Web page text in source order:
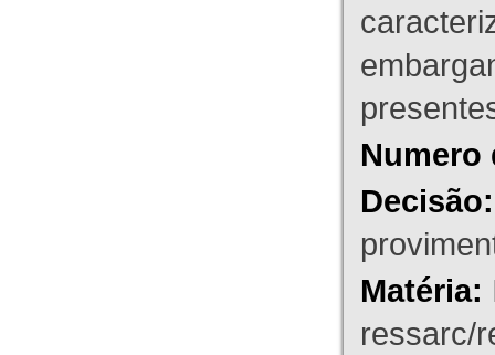
Numero
Decisão:
Matéria:
ressarc/